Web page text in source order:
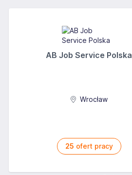
AB Job Service Polska
Wrocław
25 ofert pracy